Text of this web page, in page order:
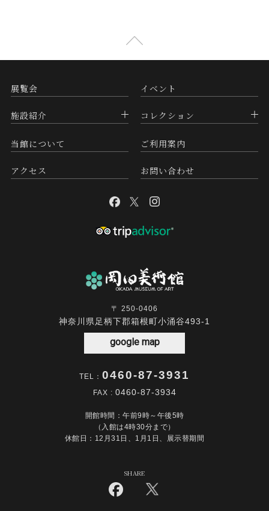
展覧会
施設紹介
当館について
アクセス
イベント
コレクション
ご利用案内
お問い合わせ
〒 250-0406
神奈川県足柄下郡箱根町小涌谷493-1
google map
TEL： 0460-87-3931
FAX : 0460-87-3934
開館時間：午前9時～午後5時
（入館は4時30分まで）
休館日：12月31日、1月1日、展示替期間
SHARE